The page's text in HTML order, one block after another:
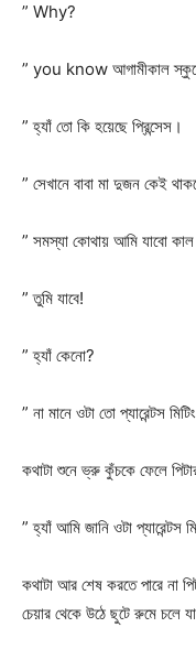
” Why?
” you know আগামীকাল স্কুলে
” হ্যাঁ তো কি হয়েছে প্রিন্সেস।
” সেখানে বাবা মা দুজন কেই
” সমস্যা কোথায় আমি যাবো
” তুমি যাবে!
” হ্যাঁ কেনো?
” না মানে ওটা তো প্যারেন্টস
কথাটা শুনে ভ্রু কুঁচকে ফেলে
” হ্যাঁ আমি জানি ওটা
কথাটা আর শেষ করতে পারে না
চেয়ার থেকে উঠে ছুটে রুমে চলে